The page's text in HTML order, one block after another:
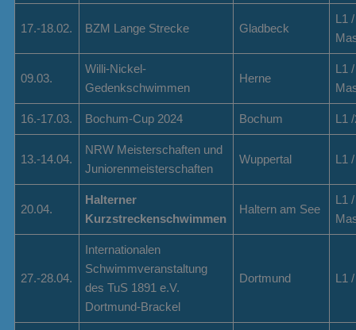
17.-18.02. BZM Lange Strecke Gladbeck
L1
09.03.
Willi-Nickel-
Gedenkschwimmen
Herne
L1
16.-17.03. Bochum-Cup 2024 Bochum L1
13.-14.04.
NRW Meisterschaften und
Juniorenmeisterschaften
Wuppertal L1
20.04.
Halterner
Kurzstreckenschwimmen
Haltern am See
L1
27.-28.04.
Internationalen
Schwimmveranstaltung
des TuS 1891 e.V.
Dortmund-Brackel
Dortmund L1